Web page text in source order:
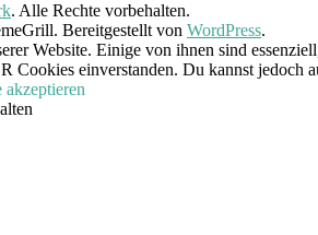
. Alle Rechte vorbehalten.
Bereitgestellt von WordPress.
Website. Einige von ihnen sind
Cookies einverstanden. Du kannst jedoch
akzeptieren